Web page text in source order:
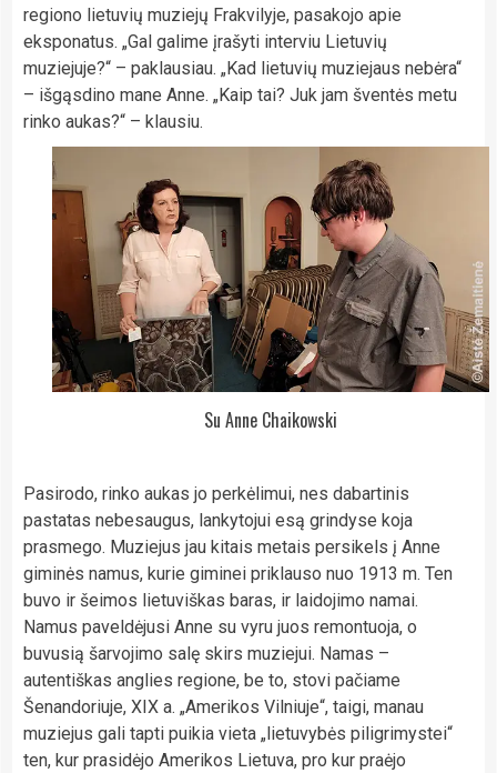
regiono lietuvių muziejų Frakvilyje, pasakojo apie
eksponatus. „Gal galime įrašyti interviu Lietuvių
muziejuje?“ – paklausiau. „Kad lietuvių muziejaus nebėra“
– išgąsdino mane Anne. „Kaip tai? Juk jam šventės metu
rinko aukas?“ – klausiu.
Su Anne Chaikowski
Pasirodo, rinko aukas jo perkėlimui, nes dabartinis
pastatas nebesaugus, lankytojui esą grindyse koja
prasmego. Muziejus jau kitais metais persikels į Anne
giminės namus, kurie giminei priklauso nuo 1913 m. Ten
buvo ir šeimos lietuviškas baras, ir laidojimo namai.
Namus paveldėjusi Anne su vyru juos remontuoja, o
buvusią šarvojimo salę skirs muziejui. Namas –
autentiškas anglies regione, be to, stovi pačiame
Šenandoriuje, XIX a. „Amerikos Vilniuje“, taigi, manau
muziejus gali tapti puikia vieta „lietuvybės piligrimystei“
ten, kur prasidėjo Amerikos Lietuva, pro kur praėjo